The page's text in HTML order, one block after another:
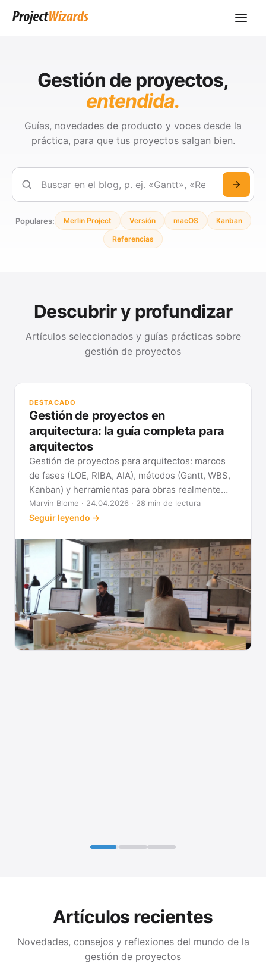
Gestión de proyectos,
entendida.
Guías, novedades de producto y voces desde la
práctica, para que tus proyectos salgan bien.
Buscar
Populares: Merlin Project Versión macOS Kanban
Referencias
Descubrir y profundizar
Artículos seleccionados y guías prácticas sobre
gestión de proyectos
DESTACADO
Gestión de proyectos en
arquitectura: la guía completa para
arquitectos
Gestión de proyectos para arquitectos: marcos
de fases (LOE, RIBA, AIA), métodos (Gantt, WBS,
Kanban) y herramientas para obras realmente
previsibles.
Marvin Blome · 24.04.2026 · 28 min de lectura
Seguir leyendo →
Artículos recientes
Novedades, consejos y reflexiones del mundo de la
gestión de proyectos